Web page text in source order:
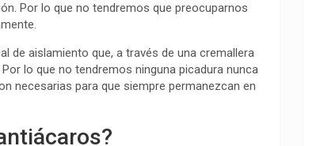
Por lo que no tendremos que preocuparnos
de aislamiento que, a través de una cremallera
lo que no tendremos ninguna picadura nunca
necesarias para que siempre permanezcan en